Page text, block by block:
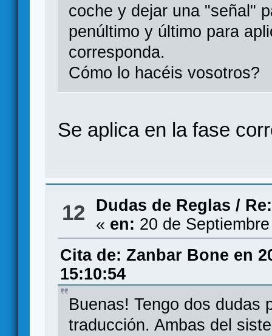
coche y dejar una "señal"
penúltimo y último para
corresponda.
Cómo lo hacéis vosotros?
Se aplica en la fase
12 Dudas de Reglas /
« en: 20 de
Cita de: Zanbar Bone en
15:10:54
Buenas! Tengo dos dudas
traducción. Ambas del